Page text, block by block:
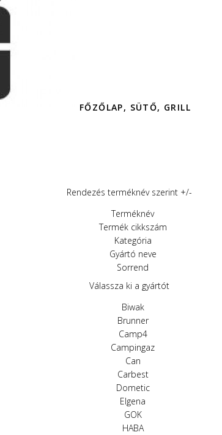
FŐZŐLAP, SÜTŐ, GRILL
Rendezés terméknév szerint +/-
Terméknév
Termék cikkszám
Kategória
Gyártó neve
Sorrend
Válassza ki a gyártót
Biwak
Brunner
Camp4
Campingaz
Can
Carbest
Dometic
Elgena
GOK
HABA